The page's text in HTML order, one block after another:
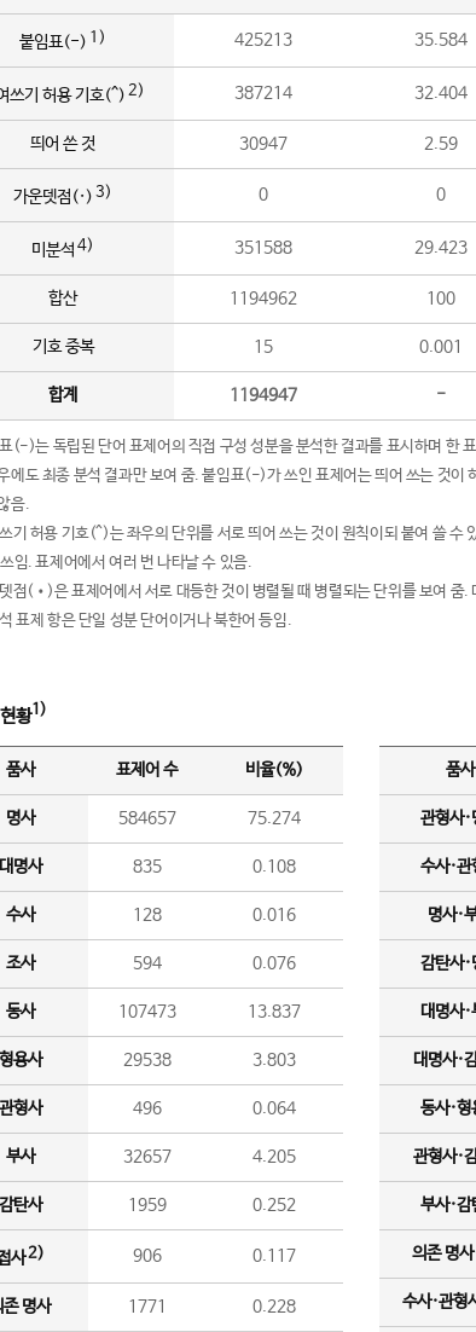
붙임표(-) 1) 425213 35.584
쓰기 허용 기호(^) 2) 387214 32.404
띄어 쓴 것 30947 2.59
가운뎃점(·) 3) 0 0
미분석 4) 351588 29.423
합산 1194962 100
기호 중복 15 0.001
합계 1194947 -
(-)는 독립된 단어 표제어의 직접 구성 성분을 분석한 결과를 표시하며 한
에도 최종 분석 결과만 보여 줌. 붙임표(-)가 쓰인 표제어는 띄어 쓰는 것
음.
기 허용 기호(^)는 좌우의 단위를 서로 띄어 쓰는 것이 원칙이되 붙여 쓸 수
임. 표제어에서 여러 번 나타날 수 있음.
점(•)은 표제어에서 서로 대등한 것이 병렬될 때 병렬되는 단위를 보여 줌.
표제 항은 단일 성분 단어이거나 북한어 등임.
황1)
품사 표제어 수 비율(%)
명사 584657 75.274
명사 835 0.108
수사 128 0.016
조사 594 0.076
동사 107473 13.837
용사 29538 3.803
형사 496 0.064
부사 32657 4.205
탄사 1959 0.252
사2) 906 0.117
존 명사 1771 0.228
품사
관형사·
수사·관
명사·
감탄사·
대명사·
대명사·
동사·형
관형사·
부사·감
의존 명
수사·관형